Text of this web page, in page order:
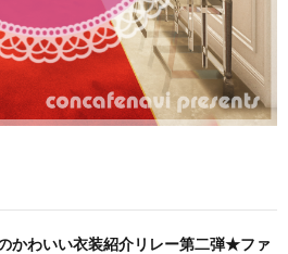
かわいい衣装紹介リレー第二弾★ファ